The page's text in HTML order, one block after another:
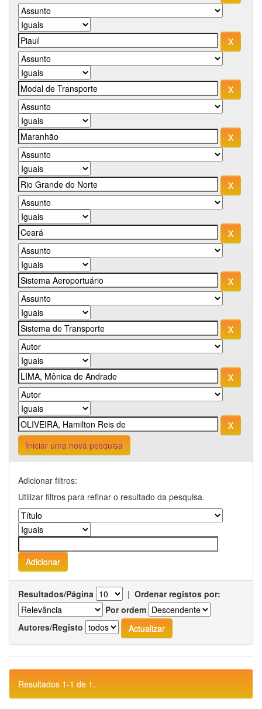
Iniciar uma nova pesquisa
Adicionar filtros:
Utilizar filtros para refinar o resultado da pesquisa.
Resultados/Página | Ordenar registos por:
Por ordem
Autores/Registo
Resultados 1-1 de 1.